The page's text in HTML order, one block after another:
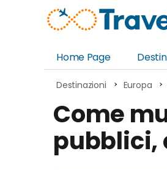
Home Page
Nord
Sud
Destinazioni Europa
Come
pubblici,